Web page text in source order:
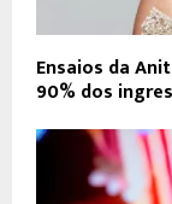
Ensaios da
90% dos